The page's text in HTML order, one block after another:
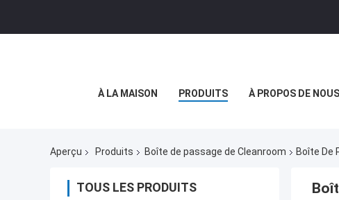
À LA MAISON PRODUITS À PROPOS DE NOUS
Aperçu Produits Boîte de passage de Cleanroom Boîte De
TOUS LES PRODUITS